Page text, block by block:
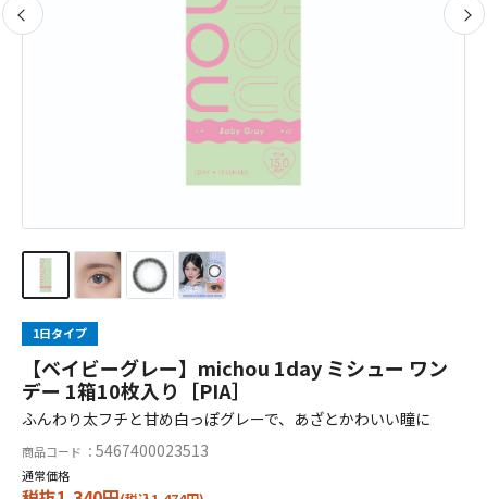
1日タイプ
【ベイビーグレー】michou 1day ミシュー ワン
デー 1箱10枚入り［PIA］
ふんわり太フチと甘め白っぽグレーで、あざとかわいい瞳に
商品コード ： 5467400023513
通常価格